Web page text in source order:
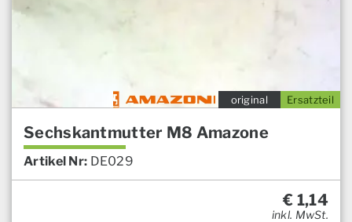
Ersatzteil
original
Sechskantmutter M8 Amazone
Artikel Nr: DE029
€ 1,14
inkl. MwSt.